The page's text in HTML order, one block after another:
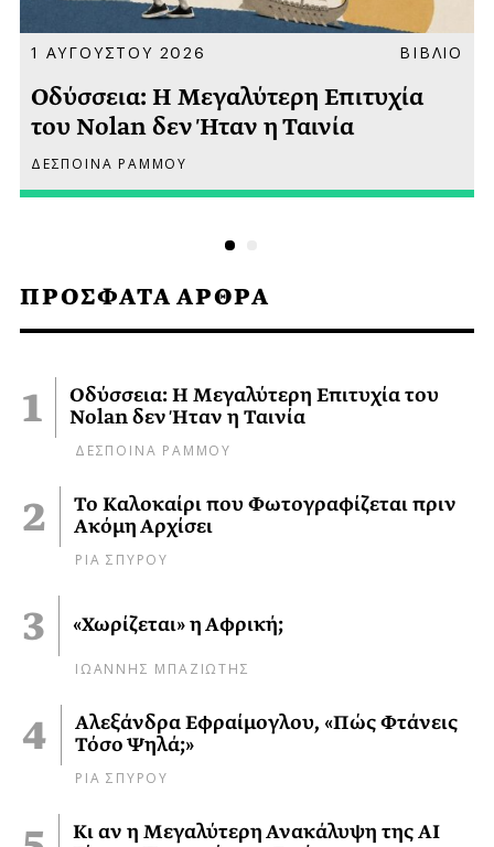
ΠΡΟΣΦΑΤΑ ΑΡΘΡΑ
Οδύσσεια: Η Μεγαλύτερη Επιτυχία του
Nolan δεν Ήταν η Ταινία
ΔΕΣΠΟΙΝΑ ΡΑΜΜΟΥ
Το Καλοκαίρι που Φωτογραφίζεται πριν
Ακόμη Αρχίσει
ΡΙΑ ΣΠΥΡΟΥ
«Χωρίζεται» η Αφρική;
ΙΩΑΝΝΗΣ ΜΠΑΖΙΩΤΗΣ
Αλεξάνδρα Εφραίμογλου, «Πώς Φτάνεις
Τόσο Ψηλά;»
ΡΙΑ ΣΠΥΡΟΥ
Κι αν η Μεγαλύτερη Ανακάλυψη της AI
1 ΑΥΓΟΥΣΤΟΥ 2026 ΒΙΒΛΙΟ
Οδύσσεια: Η Μεγαλύτερη Επιτυχία
του Nolan δεν Ήταν η Ταινία
ΔΕΣΠΟΙΝΑ ΡΑΜΜΟΥ